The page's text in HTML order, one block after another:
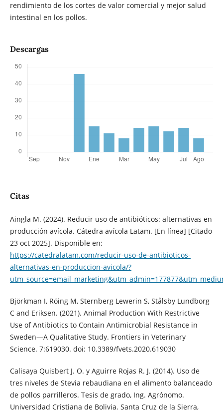
rendimiento de los cortes de valor comercial y mejor salud
intestinal en los pollos.
Descargas
Citas
Aingla M. (2024). Reducir uso de antibióticos: alternativas en
producción avícola. Cátedra avícola Latam. [En línea] [Citado
23 oct 2025]. Disponible en:
https://catedralatam.com/reducir-uso-de-antibioticos-
alternativas-en-produccion-avicola/?
Björkman I, Röing M, Sternberg Lewerin S, Stålsby Lundborg
C and Eriksen. (2021). Animal Production With Restrictive
Use of Antibiotics to Contain Antimicrobial Resistance in
Sweden—A Qualitative Study. Frontiers in Veterinary
Science. 7:619030. doi: 10.3389/fvets.2020.619030
Calisaya Quisbert J. O. y Aguirre Rojas R. J. (2014). Uso de
tres niveles de Stevia rebaudiana en el alimento balanceado
de pollos parrilleros. Tesis de grado, Ing. Agrónomo.
Universidad Cristiana de Bolivia. Santa Cruz de la Sierra,